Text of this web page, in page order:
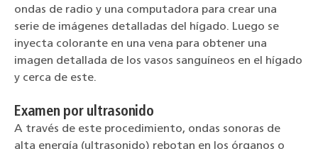
ondas de radio y una computadora para crear una
serie de imágenes detalladas del hígado. Luego se
inyecta colorante en una vena para obtener una
imagen detallada de los vasos sanguíneos en el hígado
y cerca de este.
Examen por ultrasonido
A través de este procedimiento, ondas sonoras de
alta energía (ultrasonido) rebotan en los órganos o